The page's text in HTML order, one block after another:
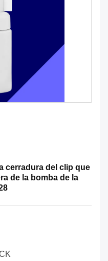
cerradura del clip que
de la bomba de la